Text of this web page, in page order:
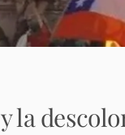
la